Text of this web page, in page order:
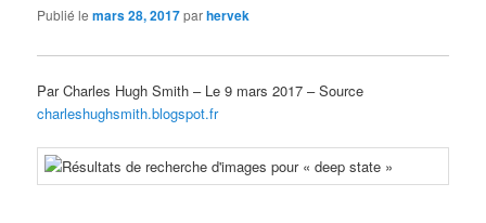
Publié lemars 28, 2017parhervek
Par Charles Hugh Smith – Le 9 mars 2017 – Source
charleshughsmith.blogspot.fr